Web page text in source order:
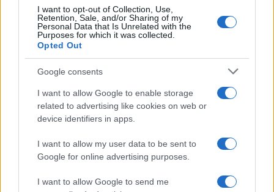
I want to opt-out of Collection, Use,
Retention, Sale, and/or Sharing of my
Personal Data that Is Unrelated with the
Purposes for which it was collected.
Opted Out
Google consents
I want to allow Google to enable storage
related to advertising like cookies on web or
device identifiers in apps.
I want to allow my user data to be sent to
Google for online advertising purposes.
I want to allow Google to send me
πρότεινε συνεργασία
Θρήνος για τον Λιονέλ Μέσι – Πέθανε ο
πατέρας του, Χόρχε
Ελίζαμπεθ Ελέτσι και Νεκτάριος Λεμονίδης
πήγαν στον Άγιο Νεκτάριο Βούλας για να
πάρουν την ευχή για τον γιο τους
Ηφαίστειο Σαντορίνης: Ένας 15χρονος που
δεν πρόλαβε να ξεφύγει από το τσουνάμι
μπορεί να αλλάξει τη χρονολογία της
Πιο σχολιασμένα